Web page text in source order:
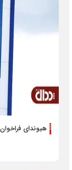
هیوندای